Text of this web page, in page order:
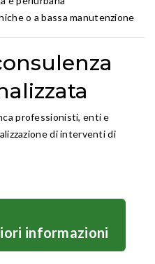
o a bassa manutenzione
professionisti, enti e
di interventi di
informazioni